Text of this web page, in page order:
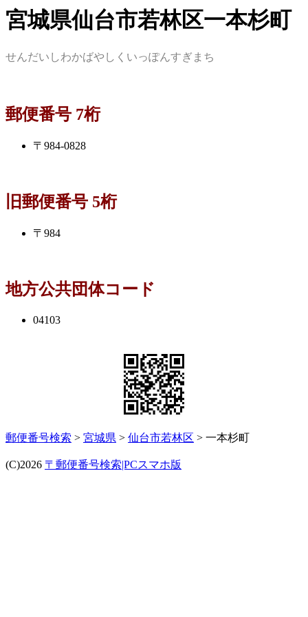
宮城県仙台市若林区一本杉町
せんだいしわかばやしくいっぽんすぎまち
郵便番号 7桁
〒984-0828
旧郵便番号 5桁
〒984
地方公共団体コード
04103
郵便番号検索 > 宮城県 > 仙台市若林区 > 一本杉町
(C)2026 〒郵便番号検索|PCスマホ版